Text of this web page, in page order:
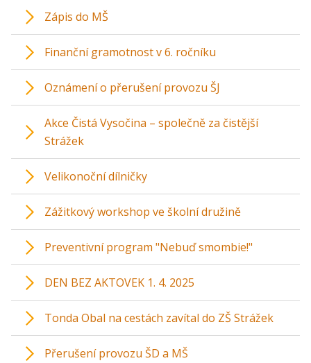
Zápis do MŠ
Finanční gramotnost v 6. ročníku
Oznámení o přerušení provozu ŠJ
Akce Čistá Vysočina – společně za čistější
Strážek
Velikonoční dílničky
Zážitkový workshop ve školní družině
Preventivní program "Nebuď smombie!"
DEN BEZ AKTOVEK 1. 4. 2025
Tonda Obal na cestách zavítal do ZŠ Strážek
Přerušení provozu ŠD a MŠ